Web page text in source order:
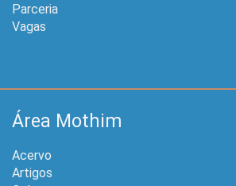
Parceria
Vagas
Área Mothim
Acervo
Artigos